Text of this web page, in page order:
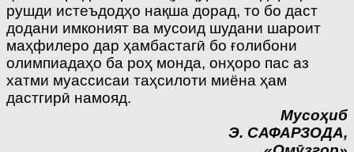
рушди истеъдодҳо нақша дорад, то бо даст
додани имконият ва мусоид шудани шароит
маҳфилеро дар ҳамбастагӣ бо ғолибони
олимпиадаҳо ба роҳ монда, онҳоро пас аз
хатми муассисаи таҳсилоти миёна ҳам
дастгирӣ намояд.
Мусоҳиб
Э. САФАРЗОДА,